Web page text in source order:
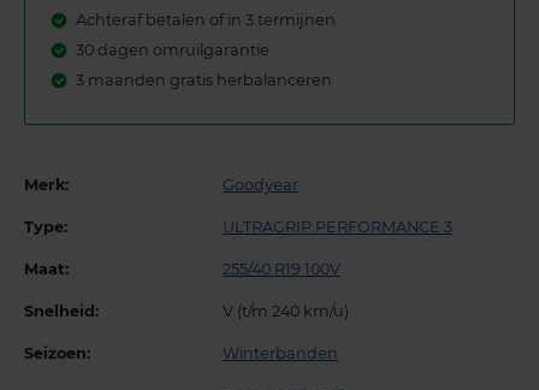
Achteraf betalen of in 3 termijnen
30 dagen omruilgarantie
3 maanden gratis herbalanceren
Merk: Goodyear
Type: ULTRAGRIP PERFORMANCE 3
Maat: 255/40 R19 100V
Snelheid: V (t/m 240 km/u)
Seizoen: Winterbanden